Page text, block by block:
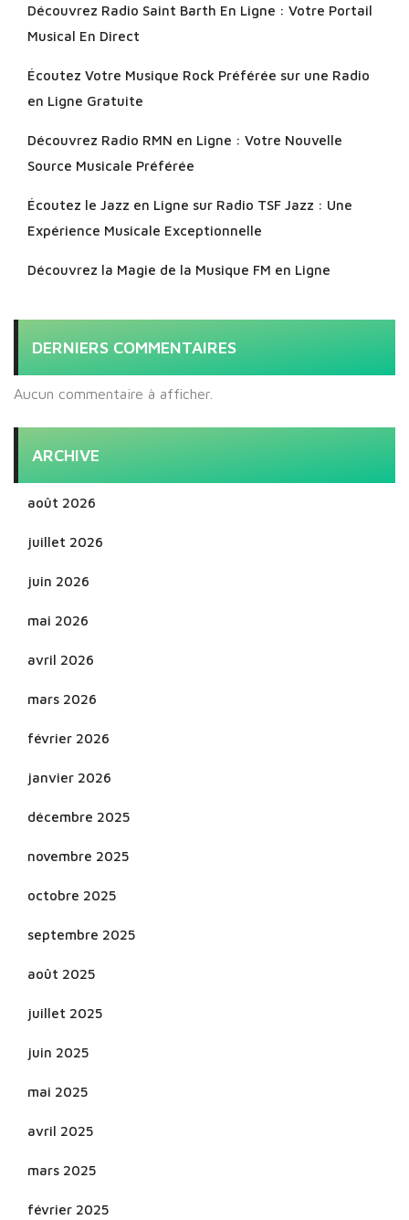
Découvrez Radio Saint Barth En Ligne : Votre Portail
Musical En Direct
Écoutez Votre Musique Rock Préférée sur une Radio
en Ligne Gratuite
Découvrez Radio RMN en Ligne : Votre Nouvelle
Source Musicale Préférée
Écoutez le Jazz en Ligne sur Radio TSF Jazz : Une
Expérience Musicale Exceptionnelle
Découvrez la Magie de la Musique FM en Ligne
DERNIERS COMMENTAIRES
Aucun commentaire à afficher.
ARCHIVE
août 2026
juillet 2026
juin 2026
mai 2026
avril 2026
mars 2026
février 2026
janvier 2026
décembre 2025
novembre 2025
octobre 2025
septembre 2025
août 2025
juillet 2025
juin 2025
mai 2025
avril 2025
mars 2025
février 2025